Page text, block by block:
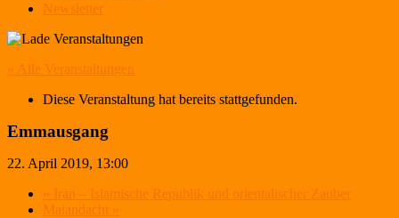
Newsletter
« Alle Veranstaltungen
Diese Veranstaltung hat bereits stattgefunden.
Emmausgang
22. April 2019, 13:00
«
Iran – Islamische Republik und orientalischer Zauber
Maiandacht
»